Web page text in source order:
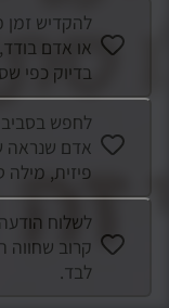
להקדיש
או אדם
בדיוק כפי
לחפש
אדם שנראה
פיזית,
לשלוח
קרוב שחווה
לבד.